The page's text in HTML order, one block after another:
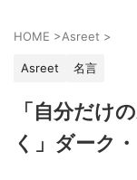
HOME >Asreet >
Asreet 名言
「自分だけ
く」ダーク